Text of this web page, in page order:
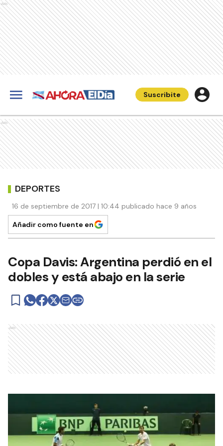
Ads
Suscribite
Ads
DEPORTES
16 de septiembre de 2017 | 10:44 publicado hace 9 años
Añadir como fuente en
Copa Davis: Argentina perdió en el
dobles y está abajo en la serie
Ads